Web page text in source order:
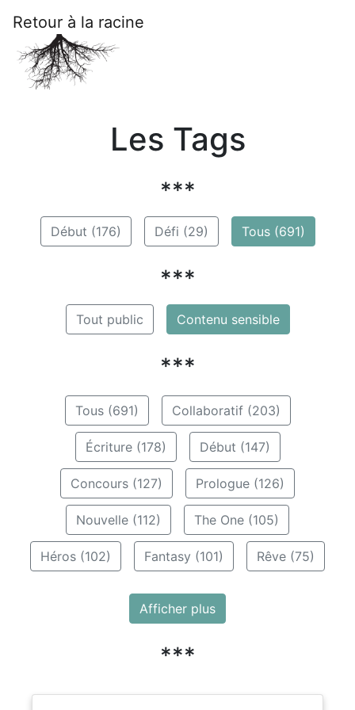
Retour à la racine
Les Tags
***
Début (176) Défi (29) Tous (691)
***
Tout public Contenu sensible
***
Tous (691) Collaboratif (203)
Écriture (178) Début (147)
Concours (127) Prologue (126)
Nouvelle (112) The One (105)
Héros (102) Fantasy (101) Rêve (75)
Afficher plus
***